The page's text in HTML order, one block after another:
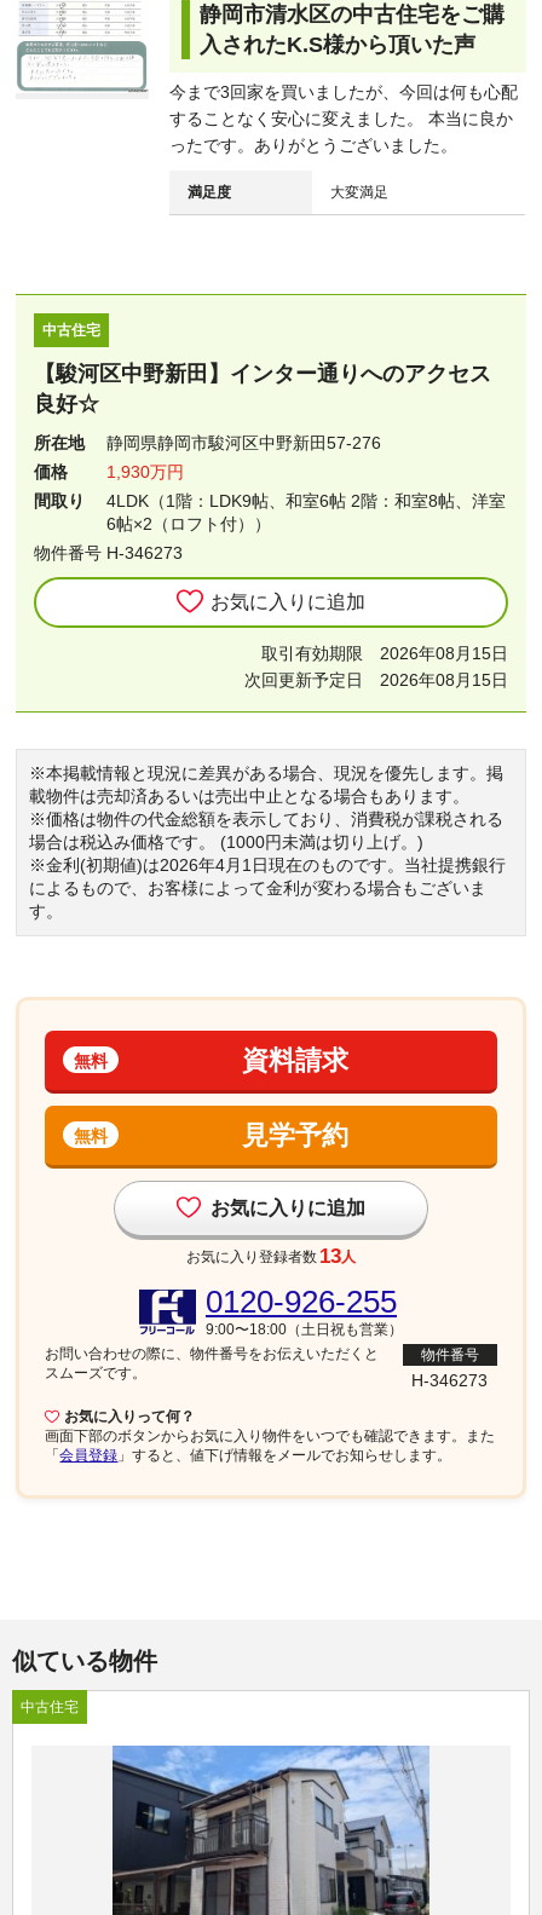
静岡市清水区の中古住宅をご購
入されたK.S様から頂いた声
今まで3回家を買いましたが、今回は何も心配
することなく安心に変えました。 本当に良か
ったです。ありがとうございました。
満足度 大変満足
中古住宅
【駿河区中野新田】インター通りへのアクセス
良好☆
所在地
静岡県静岡市駿河区中野新田57-276
価格
1,930万円
間取り
4LDK（1階：LDK9帖、和室6帖 2階：和室8帖、洋室
6帖×2（ロフト付））
物件番号 H-346273
お気に入りに追加
取引有効期限 2026年08月15日
次回更新予定日 2026年08月15日
※本掲載情報と現況に差異がある場合、現況を優先します。掲
載物件は売却済あるいは売出中止となる場合もあります。
※価格は物件の代金総額を表示しており、消費税が課税される
場合は税込み価格です。 (1000円未満は切り上げ。)
※金利(初期値)は2026年4月1日現在のものです。当社提携銀行
によるもので、お客様によって金利が変わる場合もございま
す。
資料請求
無料
見学予約
無料
お気に入りに追加
お気に入り登録者数 13 人
お気に入りって何？
画面下部のボタンからお気に入り物件をいつでも確認できます。また
「会員登録 」すると、値下げ情報をメールでお知らせします。
0120-926-255
9:00〜18:00（土日祝も営業）
お問い合わせの際に、物件番号をお伝えいただくと
スムーズです。
物件番号
H-346273
似ている物件
中古住宅